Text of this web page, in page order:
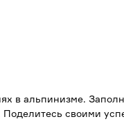
в альпинизме.
своими